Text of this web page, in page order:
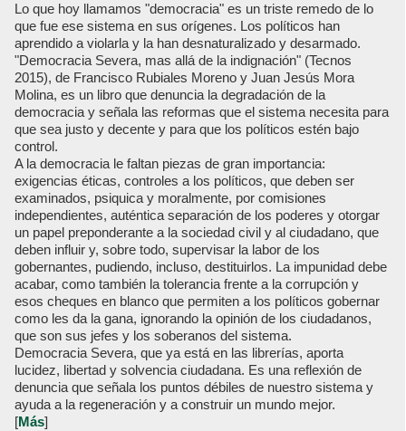
Lo que hoy llamamos "democracia" es un triste remedo de lo
que fue ese sistema en sus orígenes. Los políticos han
aprendido a violarla y la han desnaturalizado y desarmado.
"Democracia Severa, mas allá de la indignación" (Tecnos
2015), de Francisco Rubiales Moreno y Juan Jesús Mora
Molina, es un libro que denuncia la degradación de la
democracia y señala las reformas que el sistema necesita para
que sea justo y decente y para que los políticos estén bajo
control.
A la democracia le faltan piezas de gran importancia:
exigencias éticas, controles a los políticos, que deben ser
examinados, psiquica y moralmente, por comisiones
independientes, auténtica separación de los poderes y otorgar
un papel preponderante a la sociedad civil y al ciudadano, que
deben influir y, sobre todo, supervisar la labor de los
gobernantes, pudiendo, incluso, destituirlos. La impunidad debe
acabar, como también la tolerancia frente a la corrupción y
esos cheques en blanco que permiten a los políticos gobernar
como les da la gana, ignorando la opinión de los ciudadanos,
que son sus jefes y los soberanos del sistema.
Democracia Severa, que ya está en las librerías, aporta
lucidez, libertad y solvencia ciudadana. Es una reflexión de
denuncia que señala los puntos débiles de nuestro sistema y
ayuda a la regeneración y a construir un mundo mejor.
[Más]